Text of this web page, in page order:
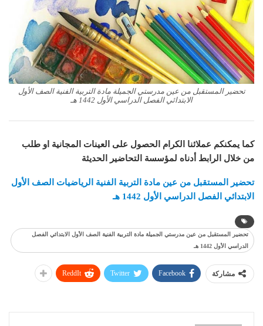
تحضير المستقبل من عين مدرستي الجميلة مادة التربية الفنية الصف الأول
الابتدائي الفصل الدراسي الأول 1442 هـ
كما يمكنكم عملائنا الكرام الحصول على العينات المجانية او طلب
من خلال الرابط أدناه لمؤسسة التحاضير الحديثة
تحضير المستقبل من عين مادة التربية الفنية الرياضيات الصف الأول
الابتدائي الفصل الدراسي الأول 1442 هـ
تحضير المستقبل من عين مدرستي الجميلة مادة التربية الفنية الصف الأول الابتدائي الفصل
الدراسي الأول 1442 هـ
مشاركة Facebook
Twitter
ReddIt